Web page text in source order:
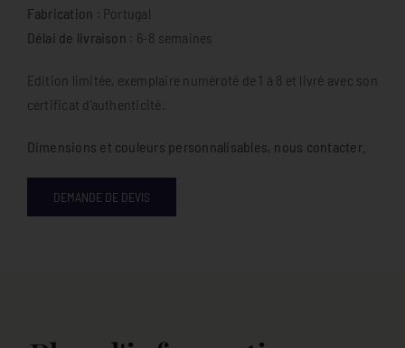
Fabrication : Portugal
Délai de livraison : 6-8 semaines
Edition limitée, exemplaire numéroté de 1 à 8 et livré avec son
certificat d’authenticité.
Dimensions et couleurs personnalisables, nous contacter.
DEMANDE DE DEVIS